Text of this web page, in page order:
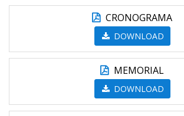
CRONOGRAMA
DOWNLOAD
MEMORIAL
DOWNLOAD